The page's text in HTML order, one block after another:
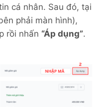
cá nhân. Sau đó, tại
phải màn hình),
rồi nhấn “Áp dụng”.